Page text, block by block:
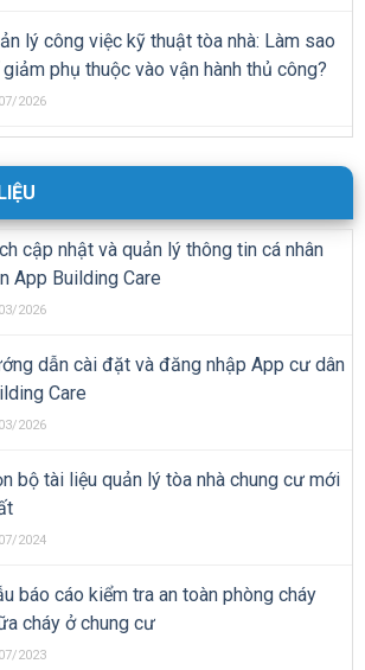
lý công việc kỹ thuật tòa nhà: Làm sao
phụ thuộc vào vận hành thủ công?
2026
cập nhật và quản lý thông tin cá nhân
App Building Care
2026
dẫn cài đặt và đăng nhập App cư dân
Care
2026
bộ tài liệu quản lý tòa nhà chung cư mới
2024
báo cáo kiểm tra an toàn phòng cháy
cháy ở chung cư
2023